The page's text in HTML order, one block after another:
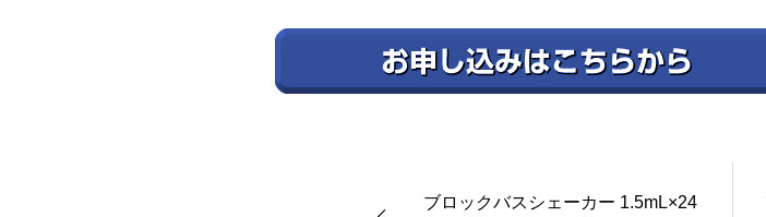
ブロックバスシェーカー 1.5mL×24